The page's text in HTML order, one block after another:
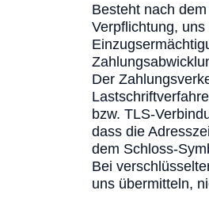
Besteht nach
Verpflichtung,
Der
bzw. TLS-
dass die
dem Schloss-
Bei
uns übermitteln,